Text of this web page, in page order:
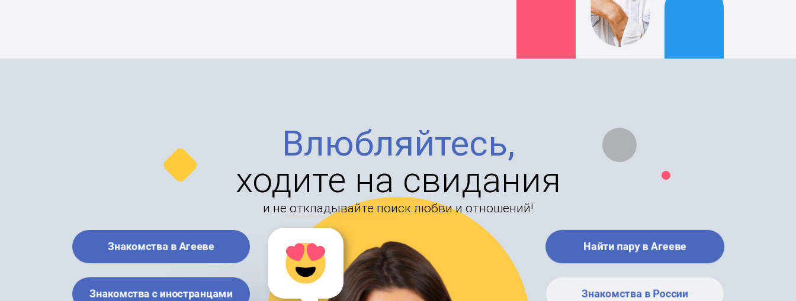
Влюбляйтесь,
ходите на свидания
и не откладывайте поиск любви и отношений!
Знакомства в Агееве
Знакомства с иностранцами
Найти пару в Агееве
Знакомства в России